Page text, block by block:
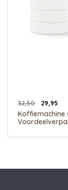
32,50 29,95
Koffiemachine